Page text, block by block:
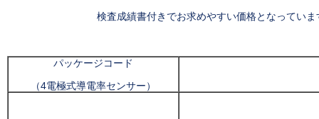
検査成績書付きでお求めやすい価格となっていま
パッケージコード
（4電極式導電率センサー）